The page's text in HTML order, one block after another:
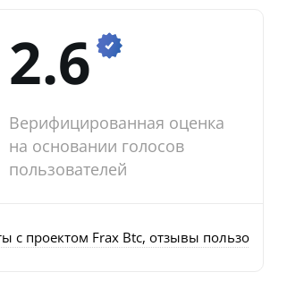
2.6
Верифицированная оценка
на основании голосов
пользователей
проектом Frax Btc, отзывы пользователей